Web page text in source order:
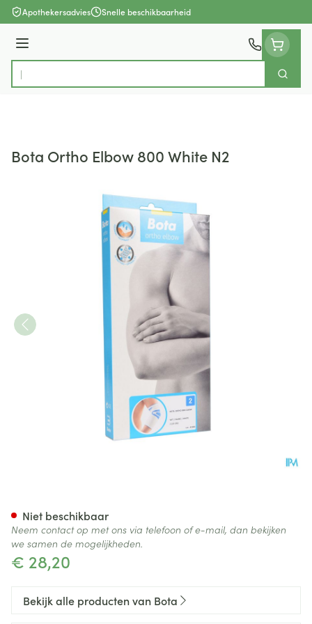
Ga naar de inhoud
Apothekersadvies Snelle beschikbaarheid
Menu
Product, merk, categorie...
Zoek
Bota Ortho Elbow 800 White N2
€ 28,20
Niet beschikbaar
Neem contact op met ons via telefoon of e-mail, dan bekijken
we samen de mogelijkheden.
Bekijk alle producten van Bota